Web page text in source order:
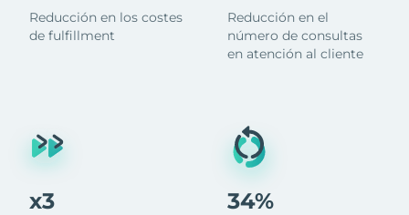
Reducción en los costes
de fulfillment
x3
Reducción en el
número de consultas
en atención al cliente
34%